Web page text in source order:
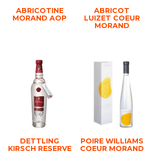
ABRICOTINE
MORAND AOP
ABRICOT
LUIZET COEUR
MORAND
DETTLING
KIRSCH RESERVE
POIRE WILLIAMS
COEUR MORAND